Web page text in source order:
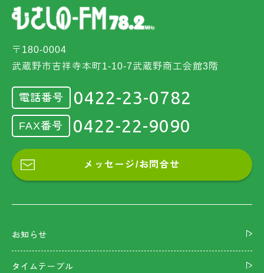
〒180-0004
武蔵野市吉祥寺本町1-10-7武蔵野商工会館3階
電話番号 0422-23-0782
FAX番号 0422-22-9090
メッセージ/お問合せ
お知らせ
タイムテーブル